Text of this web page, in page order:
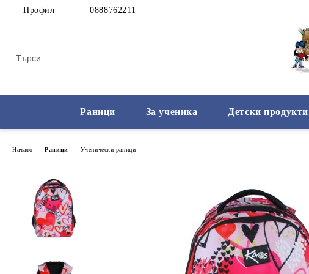
Профил 0888762211
Раници За ученика Детски продукти
Начало Раници Ученически раници